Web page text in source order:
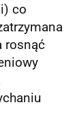
co
rosnąć